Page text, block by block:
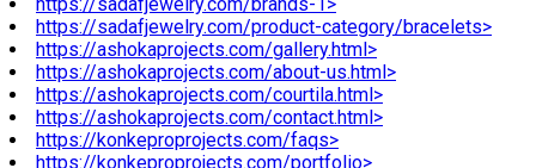
https://sadafjewelry.com/product-category/bracelets>
https://ashokaprojects.com/gallery.html>
https://ashokaprojects.com/about-us.html>
https://ashokaprojects.com/courtila.html>
https://ashokaprojects.com/contact.html>
https://konkeproprojects.com/faqs>
https://konkeproprojects.com/portfolio>